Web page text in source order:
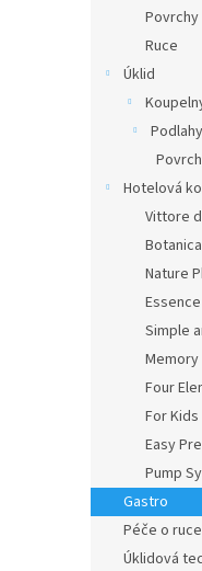
Povrchy
Ruce
Úklid
Podlahy
Hotelová
Vittore
Botanica
Nature
Essence
Simple
Four
For Kids
Easy
Pump
Gastro
Péče o ruce
Úklidová